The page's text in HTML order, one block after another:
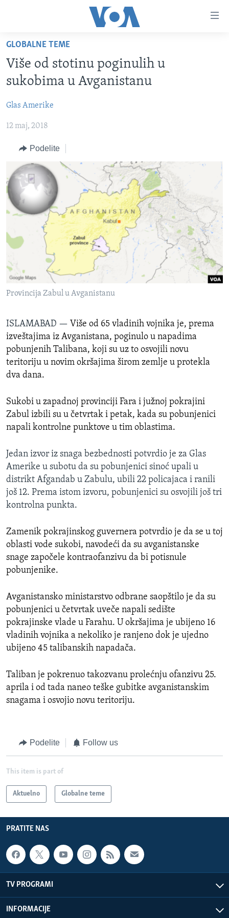
glavni
sadržaj
na
glavnu
Idi
pretragu
NASLOVNA
RUBRIKE
BALKAN
GLOBALNE TEME
EKONOMIJA
NAUKA I TEHNOLOGIJA
MEDICINA
KULTURA
DRUŠTVO
SPORT
INTERVJU
OTVORENI STUDIO
IZ AMERIKE
PRATITE NAS
Jezici
GLOBALNE TEME
Više od stotinu poginulih u
sukobima u Avganistanu
Glas Amerike
12 maj, 2018
Podelite
Provincija Zabul u Avganistanu
ISLAMABAD — Više od 65 vladinih vojnika je, prema
izveštajima iz Avganistana, poginulo u napadima
pobunjenih Talibana, koji su uz to osvojili novu
teritoriju u novim okršajima širom zemlje u protekla
dva dana.
Sukobi u zapadnoj provinciji Fara i južnoj pokrajini
Zabul izbili su u četvrtak i petak, kada su pobunjenici
napali kontrolne punktove u tim oblastima.
Jedan izvor iz snaga bezbednosti potvrdio je za Glas
Amerike u subotu da su pobunjenici sinoć upali u
distrikt Afgandab u Zabulu, ubili 22 policajaca i ranili
još 12. Prema istom izvoru, pobunjenici su osvojili još tri
kontrolna punkta.
Zamenik pokrajinskog guvernera potvrdio je da se u toj
oblasti vode sukobi, navodeći da su avganistanske
snage započele kontraofanzivu da bi potisnule
pobunjenike.
Avganistansko ministarstvo odbrane saopštilo je da su
pobunjenici u četvrtak uveče napali sedište
pokrajinske vlade u Farahu. U okršajima je ubijeno 16
vladinih vojnika a nekoliko je ranjeno dok je ujedno
ubijeno 45 talibanskih napadača.
Taliban je pokrenuo takozvanu prolećnju ofanzivu 25.
aprila i od tada naneo teške gubitke avganistanskim
snagama i osvojio novu teritoriju.
Podelite Follow us
This item is part of
Aktuelno Globalne teme
PRATITE NAS
TV PROGRAMI
INFORMACIJE